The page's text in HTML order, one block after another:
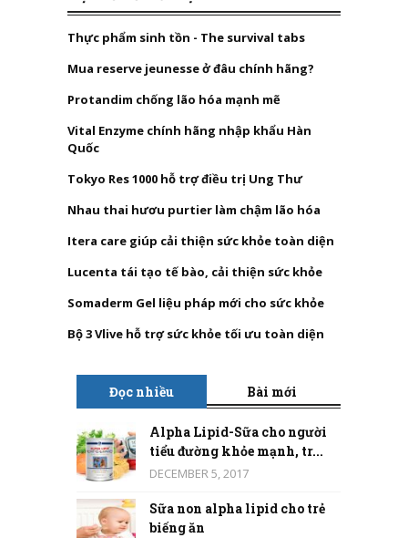
Thực phẩm sinh tồn - The survival tabs
Mua reserve jeunesse ở đâu chính hãng?
Protandim chống lão hóa mạnh mẽ
Vital Enzyme chính hãng nhập khẩu Hàn
Quốc
Tokyo Res 1000 hỗ trợ điều trị Ung Thư
Nhau thai hươu purtier làm chậm lão hóa
Itera care giúp cải thiện sức khỏe toàn diện
Lucenta tái tạo tế bào, cải thiện sức khỏe
Somaderm Gel liệu pháp mới cho sức khỏe
Bộ 3 Vlive hỗ trợ sức khỏe tối ưu toàn diện
Đọc nhiều Bài mới
Alpha Lipid-Sữa cho người
tiểu đường khỏe mạnh, tr...
DECEMBER 5, 2017
Sữa non alpha lipid cho trẻ
biếng ăn